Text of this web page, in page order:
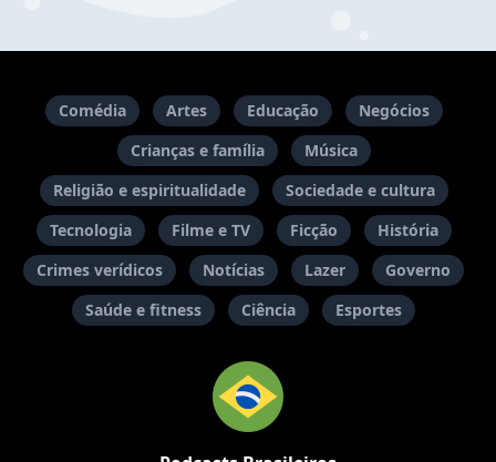
Comédia Artes Educação
Negócios
Crianças e família
Música
Religião e espiritualidade
Sociedade e cultura
Tecnologia
Filme e TV Ficção
História
Crimes verídicos
Notícias Lazer
Governo
Saúde e fitness
Ciência Esportes